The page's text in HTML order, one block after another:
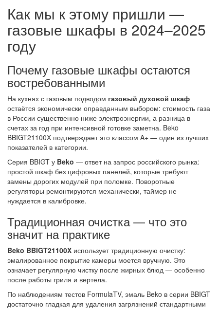
Как мы к этому пришли —
газовые шкафы в 2024–2025
году
Почему газовые шкафы остаются
востребованными
На кухнях с газовым подводом газовый духовой шкаф
остаётся экономически оправданным выбором: стоимость газа
в России существенно ниже электроэнергии, а разница в
счетах за год при интенсивной готовке заметна. Beko
BBIGT21100X подтверждает это классом A+ — один из лучших
показателей в категории.
Серия BBIGT у Beko — ответ на запрос российского рынка:
простой шкаф без цифровых панелей, которые требуют
замены дорогих модулей при поломке. Поворотные
регуляторы ремонтируются механически, таймер не
нуждается в калибровке.
Традиционная очистка — что это
значит на практике
Beko BBIGT21100X использует традиционную очистку:
эмалированное покрытие камеры моется вручную. Это
означает регулярную чистку после жирных блюд — особенно
после работы гриля и вертела.
По наблюдениям тестов FormulaTV, эмаль Beko в серии BBIGT
достаточно гладкая для удаления загрязнений стандартными